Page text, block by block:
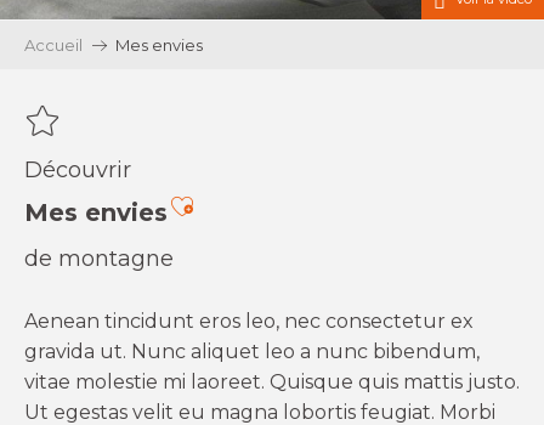
Accueil Mes envies
Découvrir
Mes enviesAjouter aux favoris
de montagne
Aenean tincidunt eros leo, nec consectetur ex
gravida ut. Nunc aliquet leo a nunc bibendum,
vitae molestie mi laoreet. Quisque quis mattis justo.
Ut egestas velit eu magna lobortis feugiat. Morbi